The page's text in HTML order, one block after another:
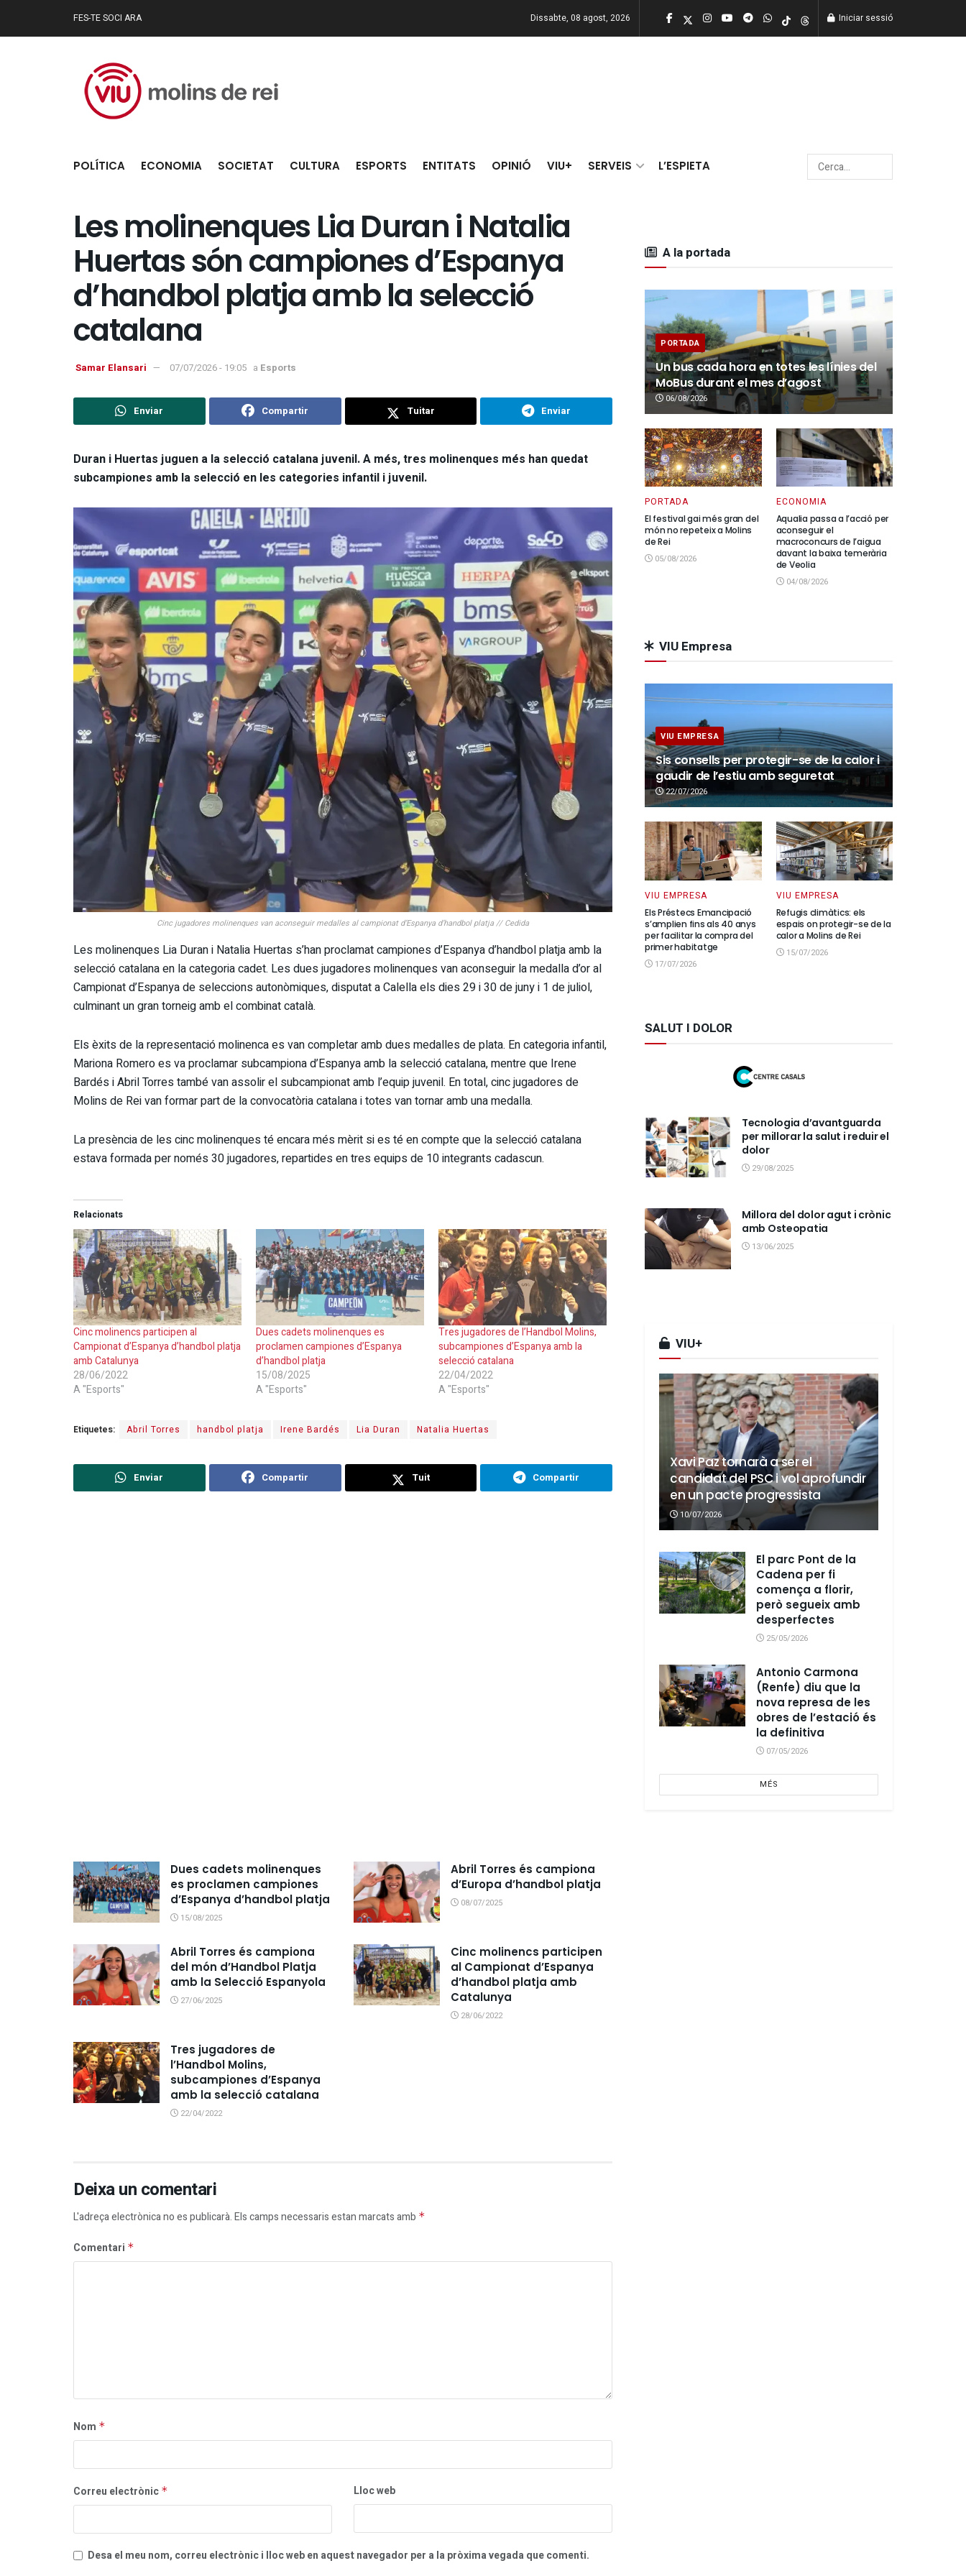
FES-TE SOCI ARA Dissabte, 08 agost, 2026 Iniciar sessió
POLÍTICA ECONOMIA SOCIETAT CULTURA ESPORTS ENTITATS OPINIÓ VIU+ SERVEIS L’ESPIETA
Les molinenques Lia Duran i Natalia
Huertas són campiones d’Espanya
d’handbol platja amb la selecció
catalana
Samar Elansari 07/07/2026 - 19:05 a Esports
Enviar Compartir Tuitar Enviar
Duran i Huertas juguen a la selecció catalana juvenil. A més, tres molinenques més han quedat
subcampiones amb la selecció en les categories infantil i juvenil.
Cinc jugadores molinenques van aconseguir medalles al campionat d’Espanya d’handbol platja // Cedida
Les molinenques Lia Duran i Natalia Huertas s’han proclamat campiones d’Espanya d’handbol platja amb la
selecció catalana en la categoria cadet. Les dues jugadores molinenques van aconseguir la medalla d’or al
Campionat d’Espanya de seleccions autonòmiques, disputat a Calella els dies 29 i 30 de juny i 1 de juliol,
culminant un gran torneig amb el combinat català.
Els èxits de la representació molinenca es van completar amb dues medalles de plata. En categoria infantil,
Mariona Romero es va proclamar subcampiona d’Espanya amb la selecció catalana, mentre que Irene
Bardés i Abril Torres també van assolir el subcampionat amb l’equip juvenil. En total, cinc jugadores de
Molins de Rei van formar part de la convocatòria catalana i totes van tornar amb una medalla.
La presència de les cinc molinenques té encara més mèrit si es té en compte que la selecció catalana
estava formada per només 30 jugadores, repartides en tres equips de 10 integrants cadascun.
Relacionats
Cinc molinencs participen al
Campionat d’Espanya d’handbol platja
amb Catalunya
28/06/2022
A "Esports"
Dues cadets molinenques es
proclamen campiones d’Espanya
d’handbol platja
15/08/2025
A "Esports"
Tres jugadores de l’Handbol Molins,
subcampiones d’Espanya amb la
selecció catalana
22/04/2022
A "Esports"
Etiquetes: Abril Torres handbol platja Irene Bardés Lia Duran Natalia Huertas
Enviar Compartir Tuit Compartir
Dues cadets molinenques
es proclamen campiones
d’Espanya d’handbol platja
15/08/2025
Abril Torres és campiona
d’Europa d’handbol platja
08/07/2025
Abril Torres és campiona
del món d’Handbol Platja
amb la Selecció Espanyola
27/06/2025
Cinc molinencs participen
al Campionat d’Espanya
d’handbol platja amb
Catalunya
28/06/2022
Tres jugadores de
l’Handbol Molins,
subcampiones d’Espanya
amb la selecció catalana
22/04/2022
Deixa un comentari
L'adreça electrònica no es publicarà.Els camps necessaris estan marcats amb *
Comentari *
Nom *
Correu electrònic * Lloc web
Desa el meu nom, correu electrònic i lloc web en aquest navegador per a la pròxima vegada que comenti.
A la portada
PORTADA
Un bus cada hora en totes les línies del
MoBus durant el mes d’agost
06/08/2026
PORTADA
El festival gai més gran del
món no repeteix a Molins
de Rei
05/08/2026
ECONOMIA
Aqualia passa a l’acció per
aconseguir el
macroconcurs de l’aigua
davant la baixa temerària
de Veolia
04/08/2026
VIU Empresa
VIU EMPRESA
Sis consells per protegir-se de la calor i
gaudir de l’estiu amb seguretat
22/07/2026
VIU EMPRESA
Els Préstecs Emancipació
s’amplien fins als 40 anys
per facilitar la compra del
primer habitatge
17/07/2026
VIU EMPRESA
Refugis climàtics: els
espais on protegir-se de la
calor a Molins de Rei
15/07/2026
SALUT I DOLOR
Tecnologia d’avantguarda
per millorar la salut i reduir el
dolor
29/08/2025
Millora del dolor agut i crònic
amb Osteopatia
13/06/2025
VIU+
Xavi Paz tornarà a ser el
candidat del PSC i vol aprofundir
en un pacte progressista
10/07/2026
El parc Pont de la
Cadena per fi
comença a florir,
però segueix amb
desperfectes
25/05/2026
Antonio Carmona
(Renfe) diu que la
nova represa de les
obres de l’estació és
la definitiva
07/05/2026
MÉS